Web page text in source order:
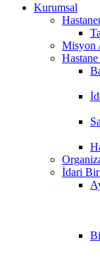
Kurumsal
Misyon
İdari